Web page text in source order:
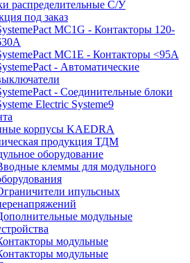
распределительные C/У
под заказ
MC1G - Контакторы 120-
MC1E - Контакторы <95A
- Автоматические
- Соединительные блоки
Electric Systeme9
корпусы KAEDRA
продукция ТДМ
оборудование
клеммы для модульного
ипульсных
модульные
модульные
модульные